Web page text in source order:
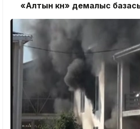
«Алтын күн» демалыс